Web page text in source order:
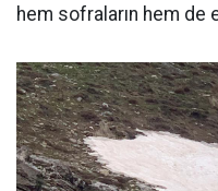
hem sofraların hem de